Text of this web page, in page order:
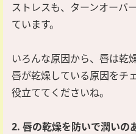
ストレスも、ターンオーバ
ています。
いろんな原因から、唇は乾
唇が乾燥している原因をチ
役立ててくださいね。
2. 唇の乾燥を防いで潤いの